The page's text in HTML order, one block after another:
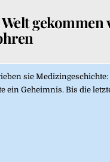
gekommen
sie
ein Geheimnis. Bis die